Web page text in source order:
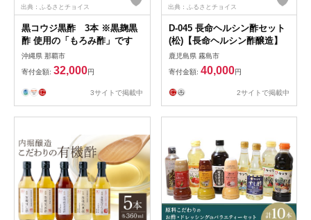
出典：ふるさとチョイス
黒コウジ黒酢 3本 ※黒麹黒
酢 使用の「もろみ酢」です
沖縄県 那覇市
寄付金額: 32,000円
3サイトで掲載中
出典：ふるさとチョイス
D-045 長命ヘルシン酢セット
(松)【長命ヘルシン酢醸造】
鹿児島県 霧島市
寄付金額: 40,000円
2サイトで掲載中